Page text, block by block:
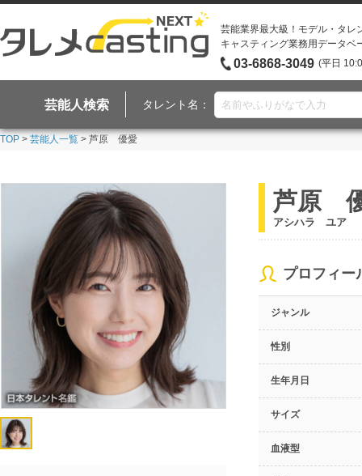
芸能業界最大級！モデル・タレ
キャスティング業務用データベ
03-6868-3049 (平日
芸能人検索 タレント名：
TOP > 芸能人一覧 > 芦原 優愛
芦原
アシハラ ユア
プロフィー
ジャンル
性別
生年月日
サイズ
血液型